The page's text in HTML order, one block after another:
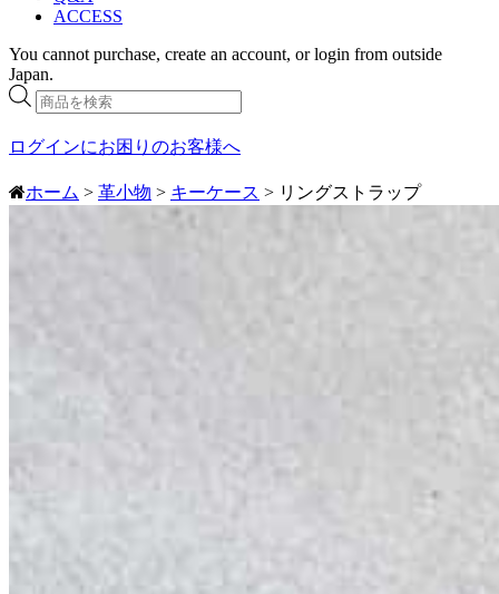
ACCESS
You cannot purchase, create an account, or login from outside
Japan.
商
品
検
ログインにお困りのお客様へ
ホーム > 革小物 > キーケース > リングストラップ